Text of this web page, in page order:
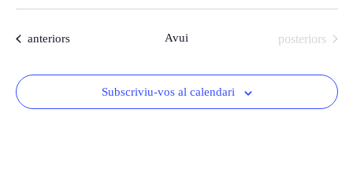
data.
Esdeveniments
anteriors Avui Esdeveniments
posteriors
Subscriviu-vos al calendari